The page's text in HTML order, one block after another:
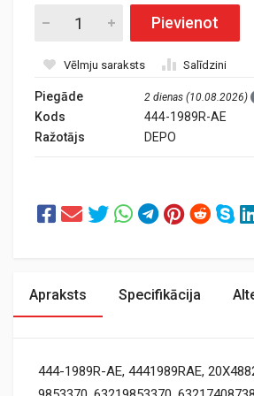
Pievienot
Vēlmju saraksts Salīdzini
Piegāde 2 dienas (10.08.2026)
Kods
444-1989R-AE
Ražotājs
DEPO
Apraksts Specifikācija
444-1989R-AE, 4441989RAE,